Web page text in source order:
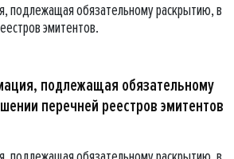
подлежащая обязательному раскрытию, в
эмитентов.
подлежащая обязательному
перечней реестров эмитентов